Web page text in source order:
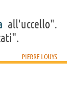
all'uccello".
PIERRE LOUYS